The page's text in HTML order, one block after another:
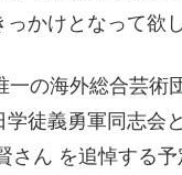
かけとなって欲
の海外総合芸
徒義勇軍同志会
ん を追悼する予